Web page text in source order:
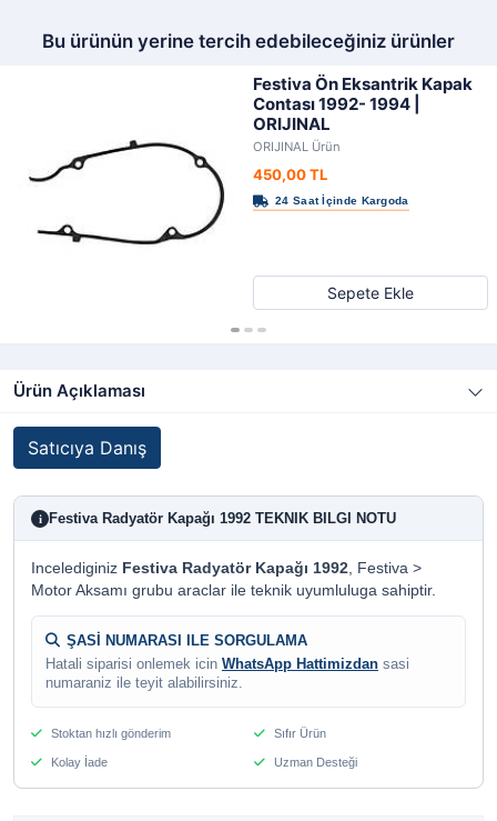
Bu ürünün yerine tercih edebileceğiniz ürünler
Festiva Ön Eksantrik Kapak
Contası 1992- 1994 |
ORIJINAL
ORIJINAL Ürün
450,00 TL
Sepete Ekle
Ürün Açıklaması
Satıcıya Danış
i Festiva Radyatör Kapağı 1992 TEKNIK BILGI NOTU
Incelediginiz Festiva Radyatör Kapağı 1992, Festiva >
Motor Aksamı grubu araclar ile teknik uyumluluga sahiptir.
ŞASİ NUMARASI ILE SORGULAMA
Hatali siparisi onlemek icin WhatsApp Hattimizdan sasi
numaraniz ile teyit alabilirsiniz.
Stoktan hızlı gönderim Sıfır Ürün
Kolay İade Uzman Desteği